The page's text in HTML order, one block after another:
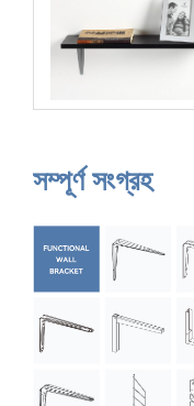
সম্পূর্ণ সংগ্রহ